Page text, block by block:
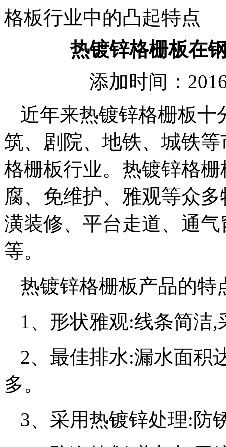
格板行业中的凸起特点
热镀锌格栅板在
添加时间：
近年来热镀锌格栅板十
筑、剧院、地铁、城铁
格栅板行业。热镀锌格
腐、免维护、雅观等众
潢装修、平台走道、通
等。
热镀锌格栅板产品的特
1、形状雅观:线条简洁
2、最佳排水:漏水面积
多。
3、采用热镀锌处理:防